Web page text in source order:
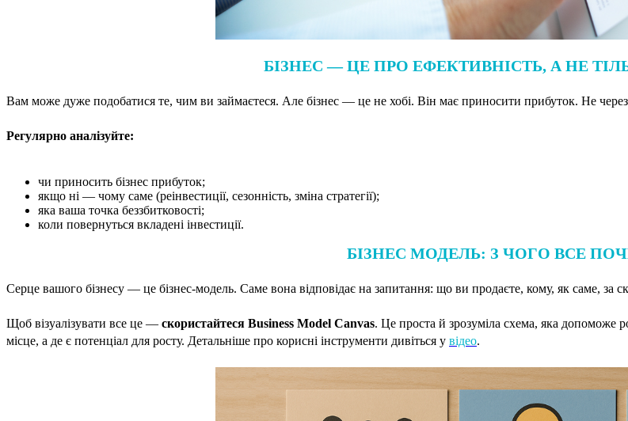
БІЗНЕС — ЦЕ ПРО ЕФЕКТИВНІСТЬ, А НЕ
Вам може дуже подобатися те, чим ви займаєтеся. Але бізнес — це не хобі. Він має приносити прибуток. Не
Регулярно аналізуйте:
чи приносить бізнес прибуток;
якщо ні — чому саме (реінвестиції, сезонність, зміна стратегії);
яка ваша точка беззбитковості;
коли повернуться вкладені інвестиції.
БІЗНЕС МОДЕЛЬ: З ЧОГО ВСЕ
Серце вашого бізнесу — це бізнес-модель. Саме вона відповідає на запитання: що ви продаєте, кому, як саме, за
Щоб візуалізувати все це — скористайтеся Business Model Canvas. Це проста й зрозуміла схема, яка допоможе
місце, а де є потенціал для росту. Детальніше про корисні інструменти дивіться у відео.